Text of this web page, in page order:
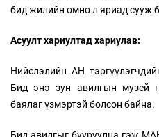
бид жилийн өмнө л яриад сууж
Асуулт хариултад хариулав:
Нийслэлийн АН
Бид энэ зун авилгын музей
баялаг үзмэртэй болсон байна.